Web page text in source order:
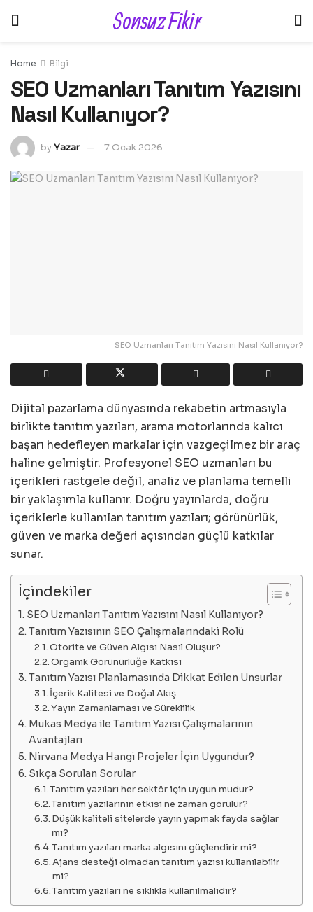
Sonsuz Fikir
Home Bilgi
SEO Uzmanları Tanıtım Yazısını
Nasıl Kullanıyor?
byYazar 7 Ocak 2026
SEO Uzmanları Tanıtım Yazısını Nasıl Kullanıyor?
Dijital pazarlama dünyasında rekabetin artmasıyla
birlikte tanıtım yazıları, arama motorlarında kalıcı
başarı hedefleyen markalar için vazgeçilmez bir araç
haline gelmiştir. Profesyonel SEO uzmanları bu
içerikleri rastgele değil, analiz ve planlama temelli
bir yaklaşımla kullanır. Doğru yayınlarda, doğru
içeriklerle kullanılan tanıtım yazıları; görünürlük,
güven ve marka değeri açısından güçlü katkılar
sunar.
İçindekiler
SEO Uzmanları Tanıtım Yazısını Nasıl Kullanıyor?
Tanıtım Yazısının SEO Çalışmalarındaki Rolü
Otorite ve Güven Algısı Nasıl Oluşur?
Organik Görünürlüğe Katkısı
Tanıtım Yazısı Planlamasında Dikkat Edilen Unsurlar
İçerik Kalitesi ve Doğal Akış
Yayın Zamanlaması ve Süreklilik
Mukas Medya ile Tanıtım Yazısı Çalışmalarının
Avantajları
Nirvana Medya Hangi Projeler İçin Uygundur?
Sıkça Sorulan Sorular
Tanıtım yazıları her sektör için uygun mudur?
Tanıtım yazılarının etkisi ne zaman görülür?
Düşük kaliteli sitelerde yayın yapmak fayda sağlar
mı?
Tanıtım yazıları marka algısını güçlendirir mi?
Ajans desteği olmadan tanıtım yazısı kullanılabilir
mi?
Tanıtım yazıları ne sıklıkla kullanılmalıdır?